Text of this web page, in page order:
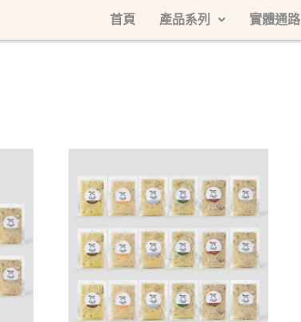
首頁 產品系列 實體通路